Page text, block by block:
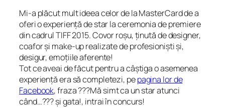
Mi-a plăcut mult ideea celor de la MasterCard de a
oferi o experiență de star la ceremonia de premiere
din cadrul TIFF 2015. Covor roșu, ținută de designer,
coafor și make-up realizate de profesioniști și,
desigur, emoțiile aferente!
Tot ce aveai de făcut pentru a câștiga o asemenea
experiență era să completezi, pepagina lor de
Facebook, fraza ???Mă simt ca un star atunci
când…??? și gata!, intrai în concurs!